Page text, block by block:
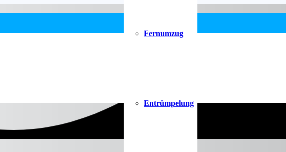
Fernumzug
Entrümpelung